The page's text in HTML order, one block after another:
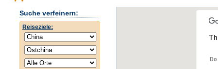
Suche verfeinern:
Reiseziele: